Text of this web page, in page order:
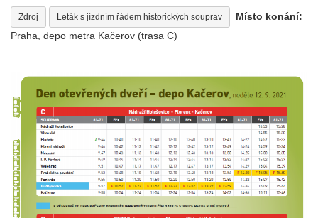
Zdroj Leták s jízdním řádem historických souprav
Místo konání:
Praha, depo metra Kačerov (trasa C)